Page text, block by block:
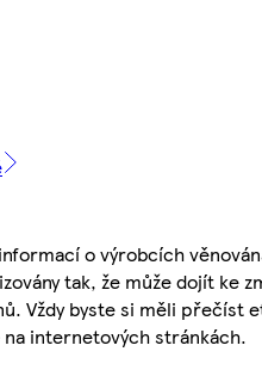
o výrobcích
tak, že může dojít ke
Vždy byste si měli přečíst
internetových stránkách.